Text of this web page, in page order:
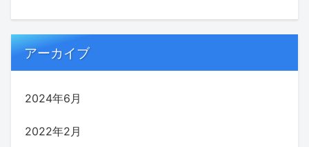
アーカイブ
2024年6月
2022年2月